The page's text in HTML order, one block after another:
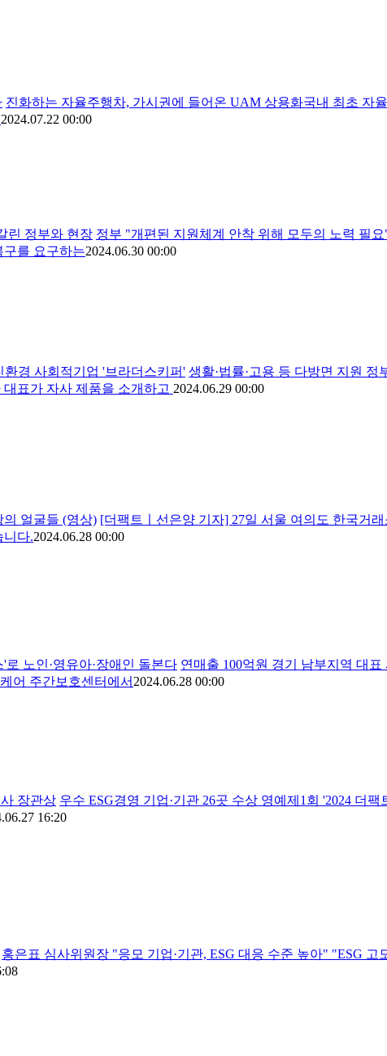
진화하는 자율주행차, 가시권에 들어온 UAM 상용화국내 최초 자
2024.07.22 00:00
린 정부와 현장 정부 "개편된 지원체계 안착 위해 모두의 노력 필
를 요구하는2024.06.30 00:00
경 사회적기업 '브라더스키퍼' 생활·법률·고용 등 다방면 지원
표가 자사 제품을 소개하고 2024.06.29 00:00
의 얼굴들 (영상) [더팩트ㅣ선은양 기자] 27일 서울 여의도 한국거
니다.2024.06.28 00:00
노인·영유아·장애인 돌본다 연매출 100억원 경기 남부지역 대
어 주간보호센터에서 2024.06.28 00:00
장관상 우수 ESG경영 기업·기관 26곳 수상 영예제1회 '2024 더
16:20
홍은표 심사위원장 "응모 기업·기관, ESG 대응 수준 높아" "ESG